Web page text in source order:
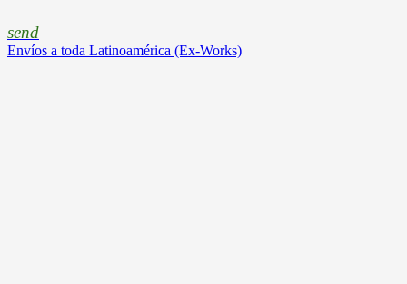
send
Envíos a toda Latinoamérica (Ex-Works)